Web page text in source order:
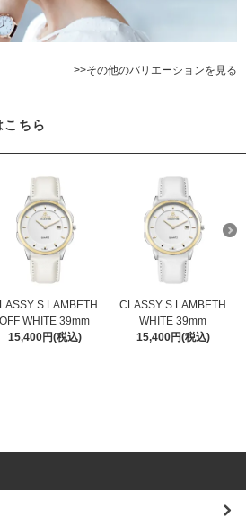
>>その他のバリエーションを見る
こちら
S LAMBETH
OFF WHITE 39mm
15,400円(税込)
CLASSY S LAMBETH
WHITE 39mm
15,400円(税込)